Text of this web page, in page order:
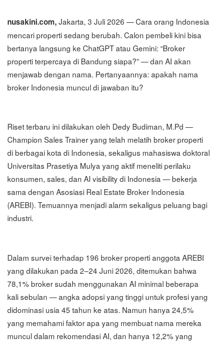
nusakini.com,Jakarta, 3 Juli 2026 — Cara orang Indonesia
mencari properti sedang berubah. Calon pembeli kini bisa
bertanya langsung ke ChatGPT atau Gemini: “Broker
properti terpercaya di Bandung siapa?” — dan AI akan
menjawab dengan nama. Pertanyaannya: apakah nama
broker Indonesia muncul di jawaban itu?
Riset terbaru ini dilakukan oleh Dedy Budiman, M.Pd —
Champion Sales Trainer yang telah melatih broker properti
di berbagai kota di Indonesia, sekaligus mahasiswa doktoral
Universitas Prasetiya Mulya yang aktif meneliti perilaku
konsumen, sales, dan AI visibility di Indonesia — bekerja
sama dengan Asosiasi Real Estate Broker Indonesia
(AREBI). Temuannya menjadi alarm sekaligus peluang bagi
industri.
Dalam survei terhadap 196 broker properti anggota AREBI
yang dilakukan pada 2–24 Juni 2026, ditemukan bahwa
78,1% broker sudah menggunakan AI minimal beberapa
kali sebulan — angka adopsi yang tinggi untuk profesi yang
didominasi usia 45 tahun ke atas. Namun hanya 24,5%
yang memahami faktor apa yang membuat nama mereka
muncul dalam rekomendasi AI, dan hanya 12,2% yang